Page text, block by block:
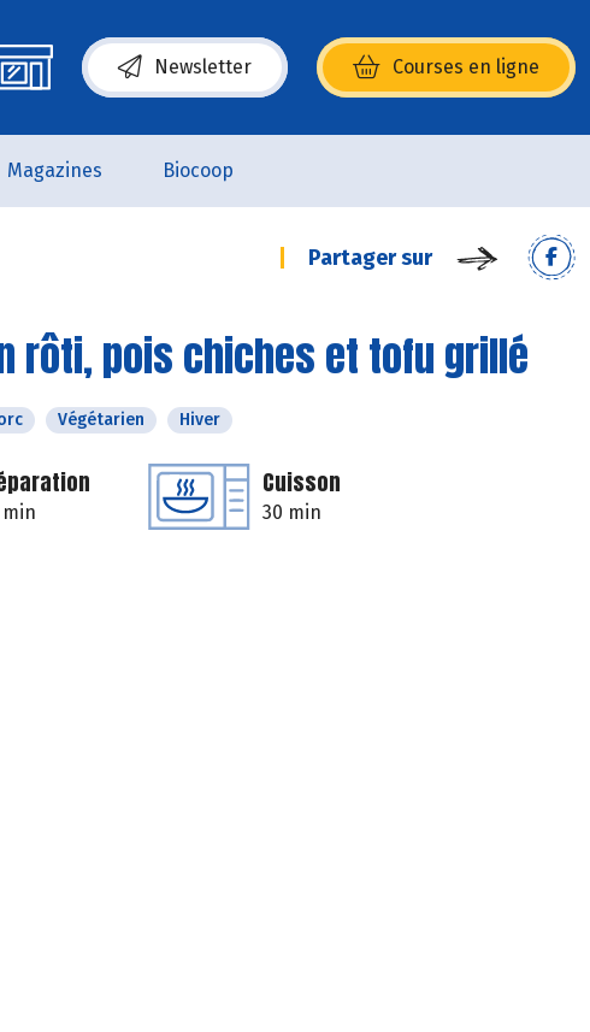
Newsletter Courses en ligne
(s’ouvre dans une nouvelle fenêtre)
Magazines Biocoop
Partager sur
rôti, pois chiches et tofu grillé
Végétarien Hiver
Cuisson
30 min